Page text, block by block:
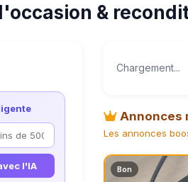
&
l'IA
Chargement...
Annonces
Les annonces
Bon